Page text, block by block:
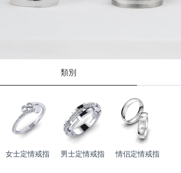
類別
女士定情戒指 男士定情戒指 情侣定情戒指